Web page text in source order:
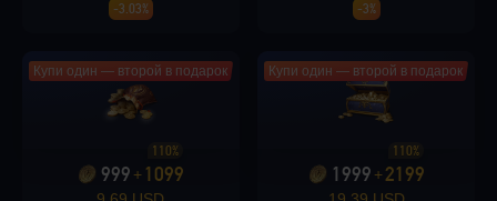
Loading...
-3.03%
-3%
Купи один — второй в подарок
999 + 1099
110%
Купи один — второй в подарок
1999 +2199
110%